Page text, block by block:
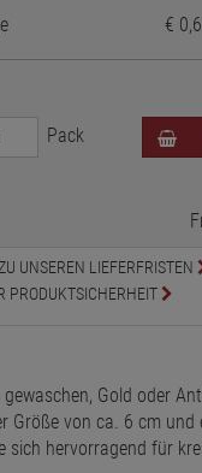
€
Pack
UNSEREN LIEFERFRISTEN
PRODUKTSICHERHEIT
Gold oder
von ca. 6 cm und
hervorragend für